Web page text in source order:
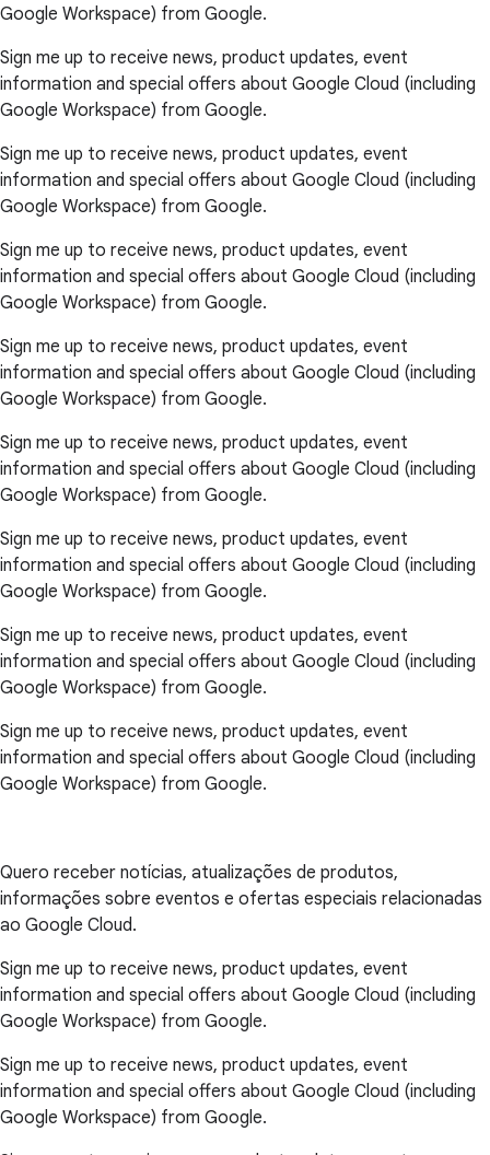
Google Workspace) from Google.
Sign me up to receive news, product updates, event
information and special offers about Google Cloud (including
Google Workspace) from Google.
Sign me up to receive news, product updates, event
information and special offers about Google Cloud (including
Google Workspace) from Google.
Sign me up to receive news, product updates, event
information and special offers about Google Cloud (including
Google Workspace) from Google.
Sign me up to receive news, product updates, event
information and special offers about Google Cloud (including
Google Workspace) from Google.
Sign me up to receive news, product updates, event
information and special offers about Google Cloud (including
Google Workspace) from Google.
Sign me up to receive news, product updates, event
information and special offers about Google Cloud (including
Google Workspace) from Google.
Sign me up to receive news, product updates, event
information and special offers about Google Cloud (including
Google Workspace) from Google.
Sign me up to receive news, product updates, event
information and special offers about Google Cloud (including
Google Workspace) from Google.
Quero receber notícias, atualizações de produtos,
informações sobre eventos e ofertas especiais relacionadas
ao Google Cloud.
Sign me up to receive news, product updates, event
information and special offers about Google Cloud (including
Google Workspace) from Google.
Sign me up to receive news, product updates, event
information and special offers about Google Cloud (including
Google Workspace) from Google.